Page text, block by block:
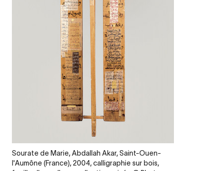
Legende
Sourate de Marie, Abdallah Akar, Saint-Ouen-
l'Aumône (France), 2004, calligraphie sur bois,